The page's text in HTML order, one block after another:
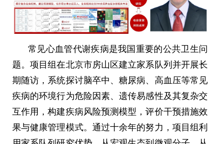
常见心血管代谢疾病是我国重要的公共卫生问
题。项目组在北京市房山区建立家系队列并开展长
期随访，系统探讨脑卒中、糖尿病、高血压等常见
疾病的环境行为危险因素、遗传易感性及其复杂交
互作用，构建疾病风险预测模型，评价干预措施效
果与健康管理模式。通过十余年的努力，项目组利